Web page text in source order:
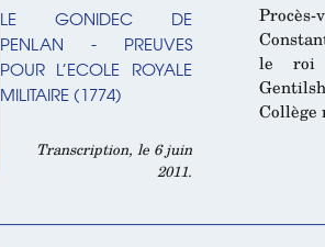
LE GONIDEC DE
PENLAN - PREUVES
POUR L’ECOLE ROYALE
MILITAIRE (1774)
Transcription, le 6 juin
2011.
le roi
Collège